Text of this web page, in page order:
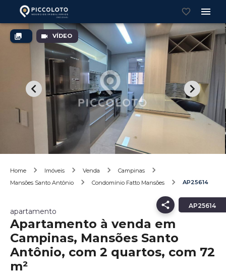
VÍDEO
Home Imóveis Venda
Campinas
Mansões Santo Antônio
Condomínio Fatto Mansões AP25614
AP25614
apartamento
Apartamento à venda em
Campinas, Mansões Santo
Antônio, com 2 quartos, com 72
m²